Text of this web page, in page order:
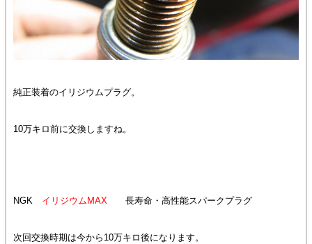
純正装着のイリジウムプラグ。
10万キロ前に交換しますね。
NGK イリジウムMAX長寿命・高性能スパークプラグ
次回交換時期は今から10万キロ後になります。